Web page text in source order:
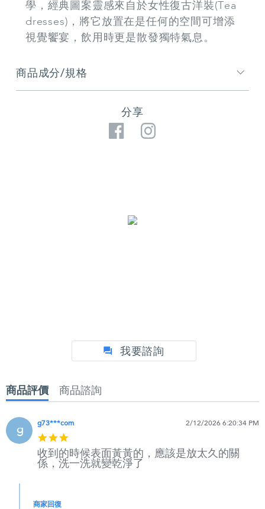
學，經典圖案靈感來自於女性復古洋裝(Tea
dresses)，將它放置在是任何的空間可增添
視覺饗宴，飲用時更是散發獨特氣息。
商品成分/規格
分享
Facebook
我要諮詢
商品評價 商品諮詢
g g73***com
star
rating
2/12/2026 6:20:34 PM
收到的時候表面黃黃的，應該是放太久的關
係，洗一洗就變乾淨了
商家回復